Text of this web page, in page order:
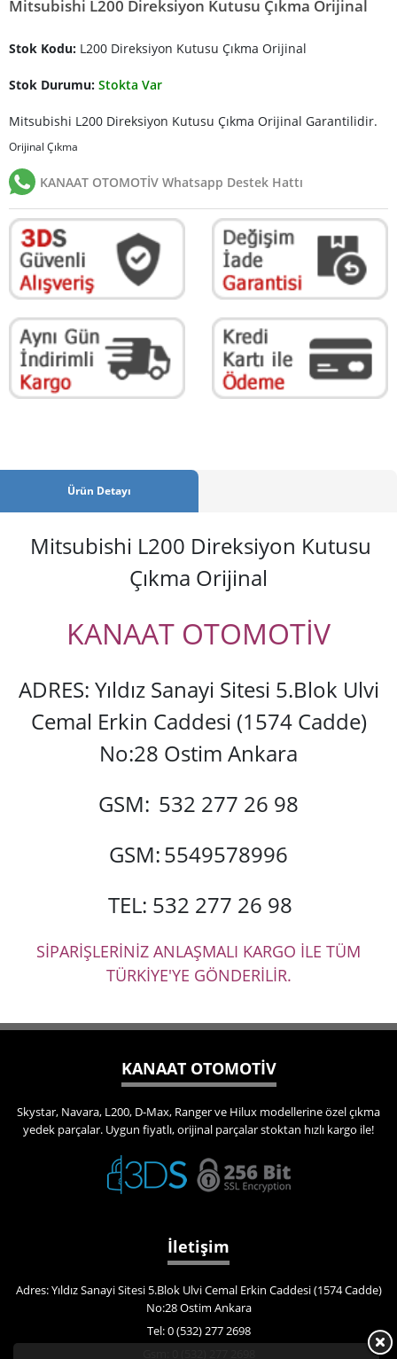
Mitsubishi L200 Direksiyon Kutusu Çıkma Orijinal
Stok Kodu: L200 Direksiyon Kutusu Çıkma Orijinal
Stok Durumu: Stokta Var
Mitsubishi L200 Direksiyon Kutusu Çıkma Orijinal Garantilidir.
Orijinal Çıkma
KANAAT OTOMOTİV Whatsapp Destek Hattı
Ürün Detayı
Mitsubishi L200 Direksiyon Kutusu
Çıkma Orijinal
KANAAT OTOMOTİV
ADRES: Yıldız Sanayi Sitesi 5.Blok Ulvi
Cemal Erkin Caddesi (1574 Cadde)
No:28 Ostim Ankara
GSM: 532 277 26 98
GSM:5549578996
TEL: 532 277 26 98
SİPARİŞLERİNİZ ANLAŞMALI KARGO İLE TÜM
TÜRKİYE'YE GÖNDERİLİR.
KANAAT OTOMOTİV
Skystar, Navara, L200, D-Max, Ranger ve Hilux modellerine özel çıkma
yedek parçalar. Uygun fiyatlı, orijinal parçalar stoktan hızlı kargo ile!
İletişim
Adres: Yıldız Sanayi Sitesi 5.Blok Ulvi Cemal Erkin Caddesi (1574 Cadde)
No:28 Ostim Ankara
Tel: 0 (532) 277 2698